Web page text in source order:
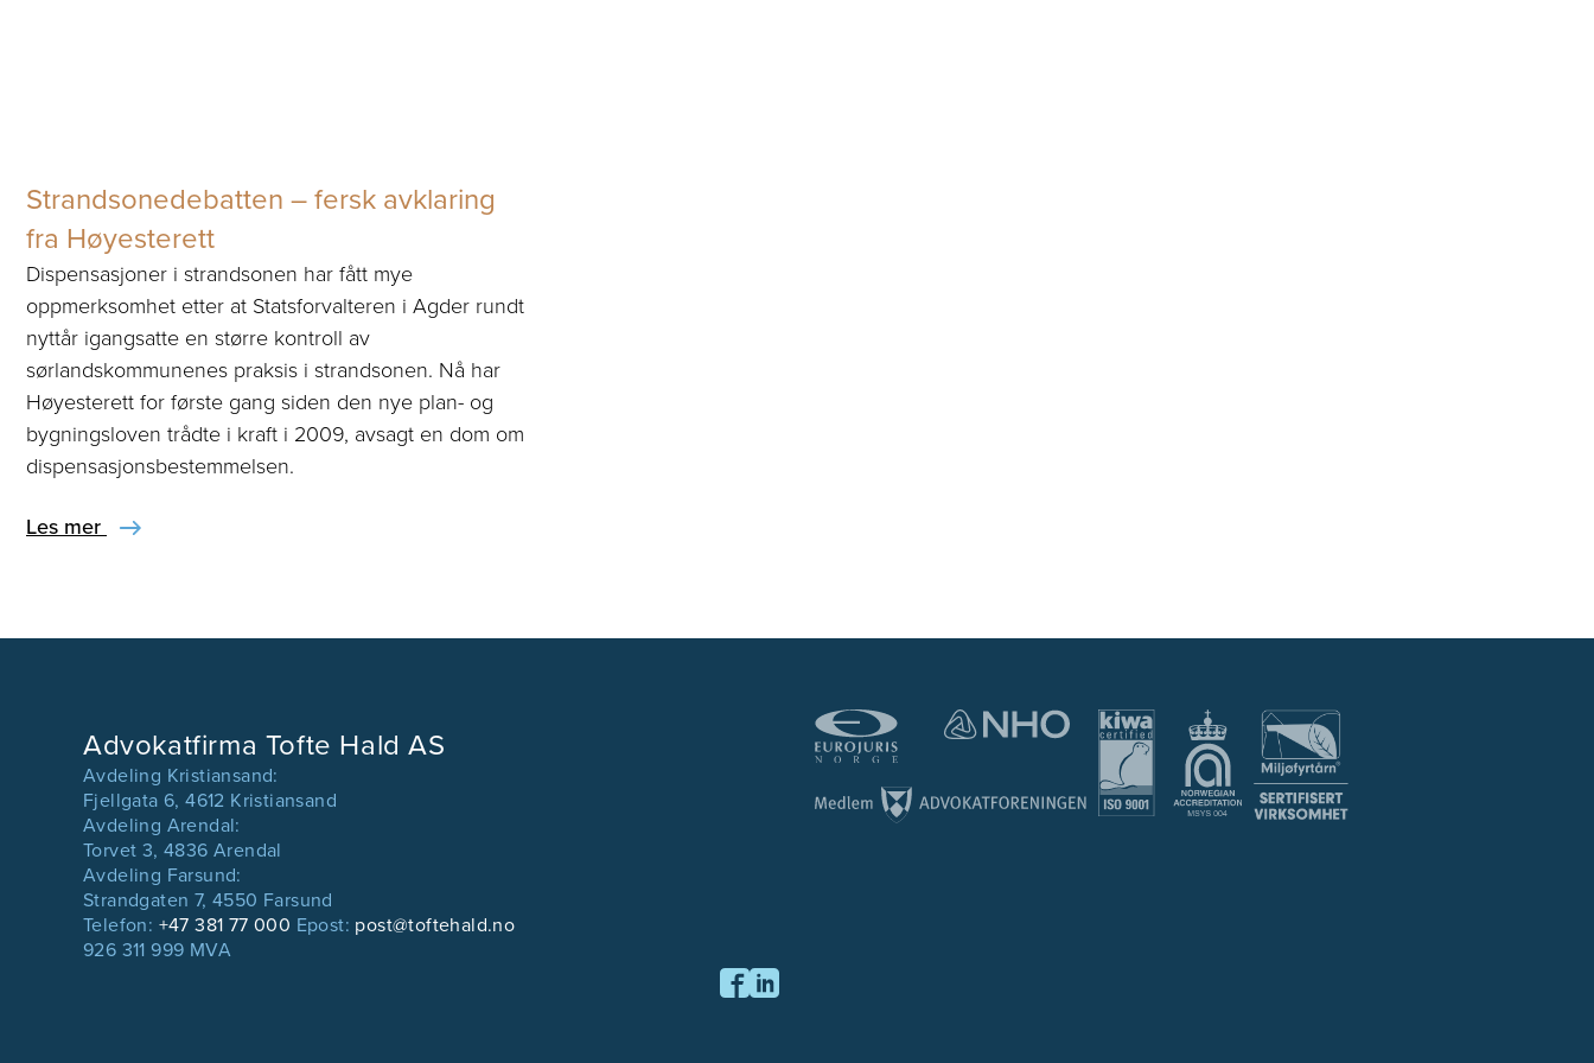
Strandsonedebatten – fersk avklaring
fra Høyesterett
Dispensasjoner i strandsonen har fått mye
oppmerksomhet etter at Statsforvalteren i Agder rundt
nyttår igangsatte en større kontroll av
sørlandskommunenes praksis i strandsonen. Nå har
Høyesterett for første gang siden den nye plan- og
bygningsloven trådte i kraft i 2009, avsagt en dom om
dispensasjonsbestemmelsen.
Les mer
Advokatfirma Tofte Hald AS
Avdeling Kristiansand:
Fjellgata 6, 4612 Kristiansand
Avdeling Arendal:
Torvet 3, 4836 Arendal
Avdeling Farsund:
Strandgaten 7, 4550 Farsund
Telefon: +47 381 77 000 Epost: post@toftehald.no
926 311 999 MVA